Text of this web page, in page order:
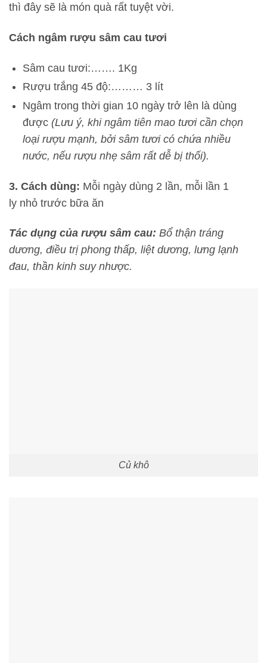
thì đây sẽ là món quà rất tuyệt vời.
Cách ngâm rượu sâm cau tươi
Sâm cau tươi:……. 1Kg
Rượu trắng 45 độ:……… 3 lít
Ngâm trong thời gian 10 ngày trở lên là dùng
được (Lưu ý, khi ngâm tiên mao tươi cần chọn
loại rượu mạnh, bởi sâm tươi có chứa nhiều
nước, nếu rượu nhẹ sâm rất dễ bị thối).
3. Cách dùng: Mỗi ngày dùng 2 lần, mỗi lần 1
ly nhỏ trước bữa ăn
Tác dụng của rượu sâm cau: Bổ thận tráng
dương, điều trị phong thấp, liệt dương, lưng lạnh
đau, thần kinh suy nhược.
Củ khô